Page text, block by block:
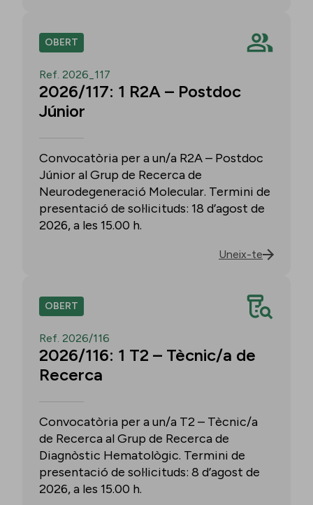
OBERT
Ref. 2026_117
2026/117: 1 R2A – Postdoc
Júnior
Convocatòria per a un/a R2A – Postdoc
Júnior al Grup de Recerca de
Neurodegeneració Molecular. Termini de
presentació de sol·licituds: 18 d’agost de
2026, a les 15.00 h.
Uneix-te
OBERT
Ref. 2026/116
2026/116: 1 T2 – Tècnic/a de
Recerca
Convocatòria per a un/a T2 – Tècnic/a
de Recerca al Grup de Recerca de
Diagnòstic Hematològic. Termini de
presentació de sol·licituds: 8 d’agost de
2026, a les 15.00 h.